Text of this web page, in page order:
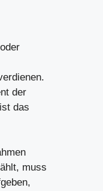
der
das
muss